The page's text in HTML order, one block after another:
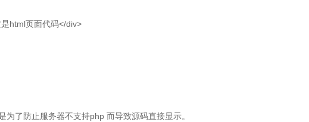
html页面代码</div>
为了防止服务器不支持php 而导致源码直接显示。